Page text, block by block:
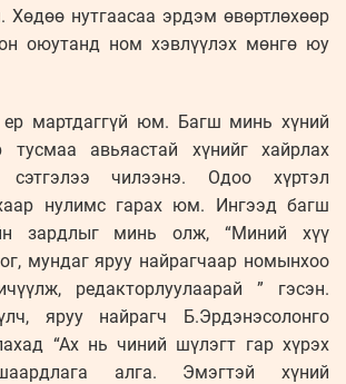
Хөдөө нутгаасаа эрдэм өвөртлөхөөр
оюутанд ном хэвлүүлэх мөнгө юу
мартдаггүй юм. Багш минь хүний
авьяастай хүнийг хайрлах
сэтгэлээ чилээнэ. Одоо хүртэл
нулимс гарах юм. Ингээд багш
зардлыг минь олж, “Миний хүү
мундаг яруу найрагчаар номынхоо
редакторлуулаарай ” гэсэн.
яруу найрагч Б.Эрдэнэсолонго
“Ах нь чиний шүлэгт гар хүрэх
алга. Эмэгтэй хүний